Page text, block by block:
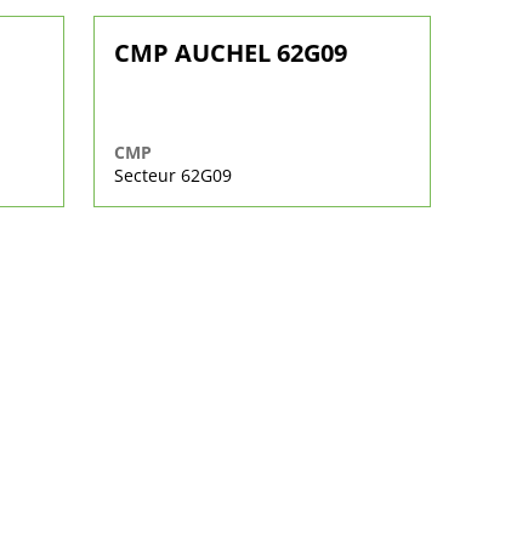
CMP AUCHEL 62G09
CMP
Secteur 62G09